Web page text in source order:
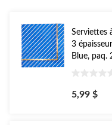
Serviettes
3
Blue, paq.
étoile(s)
sur
5,99 $